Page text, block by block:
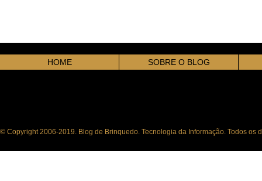
HOME SOBRE O BLOG
© Copyright 2006-2019. Blog de Brinquedo. Tecnologia da Informação. Todos os